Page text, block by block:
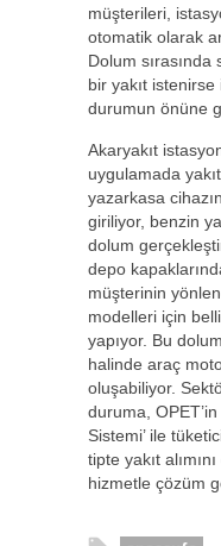
müşterileri,
otomatik olarak
Dolum sırasında
bir yakıt
durumun önüne
Akaryakıt
uygulamada
yazarkasa
giriliyor, benzin
dolum
depo
müşterinin
modelleri için
yapıyor. Bu
halinde araç
oluşabiliyor.
duruma, OPET’in
Sistemi’ ile
tipte yakıt
hizmetle çözüm